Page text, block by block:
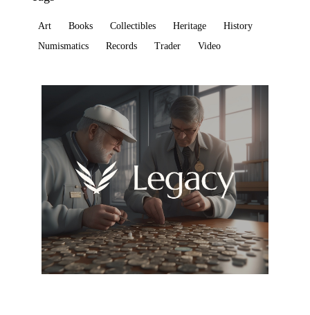
Art Books Collectibles Heritage
History
Numismatics
Records Trader Video